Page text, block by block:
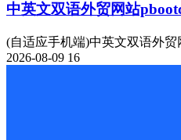
中英文双语外贸网站
(自适应手机端)中英文双语外
2026-08-09 16